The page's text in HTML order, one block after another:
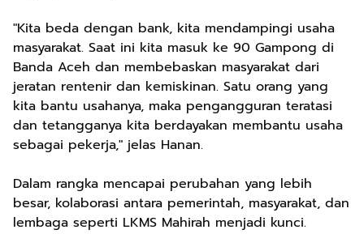
"Kita beda dengan bank, kita mendampingi usaha
masyarakat. Saat ini kita masuk ke 90 Gampong di
Banda Aceh dan membebaskan masyarakat dari
jeratan rentenir dan kemiskinan. Satu orang yang
kita bantu usahanya, maka pengangguran teratasi
dan tetangganya kita berdayakan membantu usaha
sebagai pekerja," jelas Hanan.
Dalam rangka mencapai perubahan yang lebih
besar, kolaborasi antara pemerintah, masyarakat, dan
lembaga seperti LKMS Mahirah menjadi kunci.